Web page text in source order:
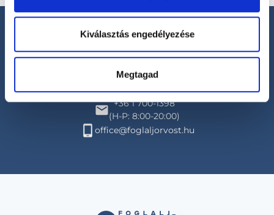
Kiválasztás engedélyezése
Megtagad
Segíthetünk?
+36 1 700-1398
(H-P: 8:00-20:00)
office@foglaljorvost.hu